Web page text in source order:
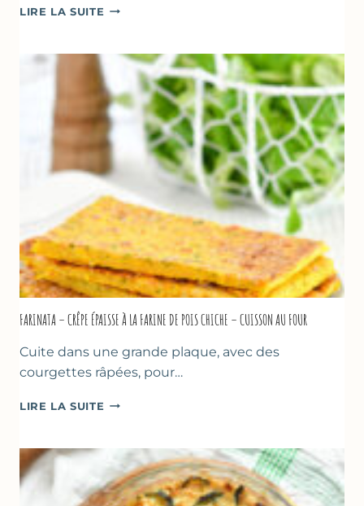
LIRE LA SUITE BEIGNETS
LA
BIÈRE
–
COMME
À
MARSEILLE
FARINATA – CRÊPE ÉPAISSE À LA FARINE DE POIS CHICHE – CUISSON AU FOUR
Cuite dans une grande plaque, avec des
courgettes râpées, pour…
LIRE LA SUITE FARINATA
ÉPAISSE
À
LA
FARINE